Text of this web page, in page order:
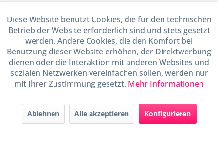
Service Hotline
Shop Service
Informationen
Handel mit BIO-Weinen
durch DE-ÖKO-009
Diese Website benutzt Cookies, die für den technischen
Betrieb der Website erforderlich sind und stets gesetzt
werden. Andere Cookies, die den Komfort bei
Benutzung dieser Website erhöhen, der Direktwerbung
dienen oder die Interaktion mit anderen Websites und
sozialen Netzwerken vereinfachen sollen, werden nur
mit Ihrer Zustimmung gesetzt. Mehr Informationen
Ablehnen Alle akzeptieren Konfigurieren